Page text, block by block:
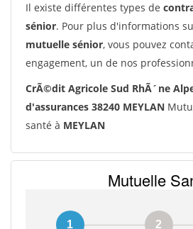
Il existe différentes types de
sénior. Pour plus d'informations
mutuelle sénior, vous pouvez
engagement, un de nos
CrÃ©dit Agricole Sud RhÃ´ne
d'assurances 38240 MEYLAN
santé à MEYLAN